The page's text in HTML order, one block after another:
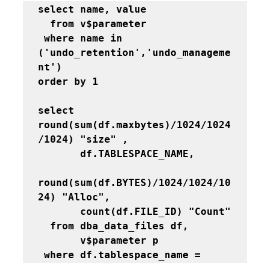
select name, value
('undo_retention','undo_manageme
nt')
order by 1
select
round(sum(df.maxbytes)/1024/1024
/1024) "size" ,
round(sum(df.BYTES)/1024/1024/10
24) "Alloc",